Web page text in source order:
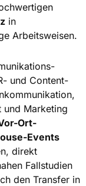
in
Arbeitsweisen.
und Content-
und Marketing
Ort-
Events
direkt
Fallstudien
den Transfer in